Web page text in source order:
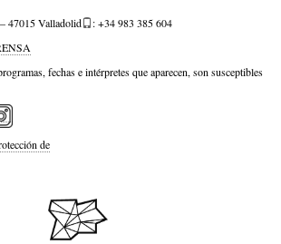
i
a
47015 Valladolid
: +34 983 385 604
fechas e intérpretes que aparecen, son susceptibles
de